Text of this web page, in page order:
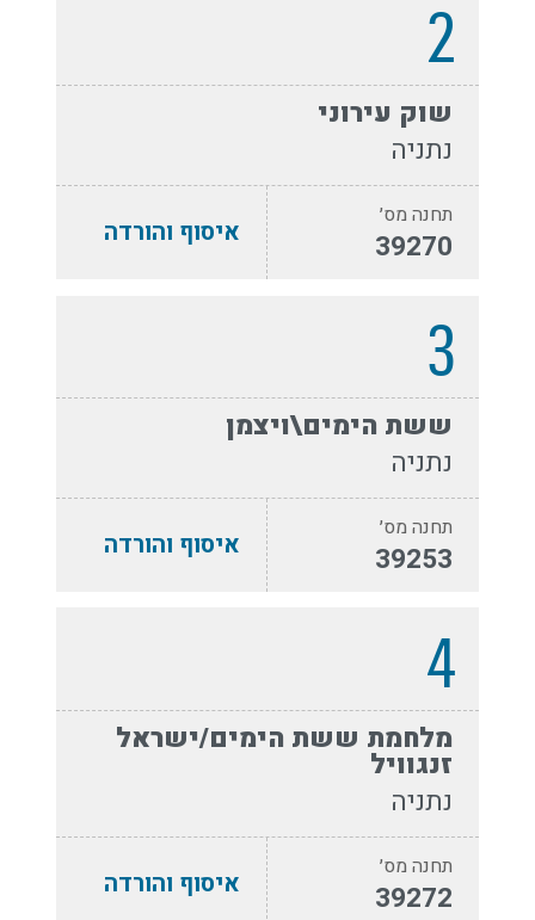
2
שוק עירוני
נתניה
תחנה מס׳
39270 איסוף והורדה
3
ששת הימים\ויצמן
נתניה
תחנה מס׳
39253 איסוף והורדה
4
מלחמת ששת הימים/ישראל
זנגוויל
נתניה
תחנה מס׳
39272 איסוף והורדה